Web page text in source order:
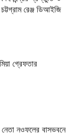
রেঞ্জ ডিআইজি
গ্রেফতার
নেতা নওফলের বাসভবনে